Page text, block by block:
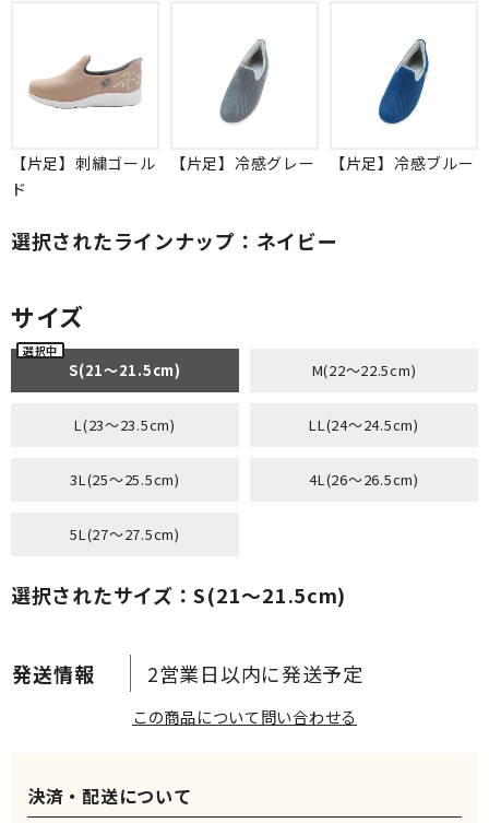
2営業日以内に発送予定
【片足】刺繍ゴール
ド
【片足】冷感グレー 【片足】冷感ブルー
選択されたラインナップ：ネイビー
サイズ
S(21～21.5cm) M(22～22.5cm)
L(23～23.5cm) LL(24～24.5cm)
3L(25～25.5cm) 4L(26～26.5cm)
5L(27～27.5cm)
選択されたサイズ：S(21～21.5cm)
この商品について問い合わせる
決済・配送について